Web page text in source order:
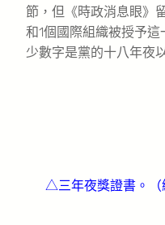
節，但《時政消息眼》
和1個國際組織被授予
少數字是黨的十八年夜
△三年夜獎證書。（